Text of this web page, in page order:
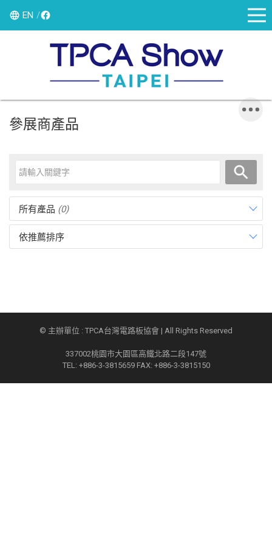
EN
參展商產品
所有產品 (0)
依推薦排序
© 主辦單位 : TPCA台灣電路板協會 | All Rights Reserved
337002桃園市大園區高鐵北路二段147號
TEL: +886-3-3815659 FAX: +886-3-3815150